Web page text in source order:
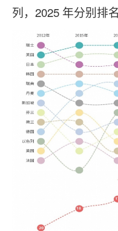
列，2025 年分别排